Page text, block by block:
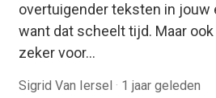
overtuigender teksten in jouw
want dat scheelt tijd. Maar
zeker voor…
Sigrid Van Iersel · 1 jaar geleden